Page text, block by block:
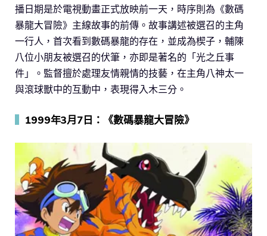
播日期是於電視動畫正式放映前一天，時序則為《數碼
暴龍大冒險》主線故事的前傳。故事講述被選召的主角
一行人，首次看到數碼暴龍的存在，並成為楔子，輔陳
八位小朋友被選召的伏筆，亦即是著名的「光之丘事
件」。監督擅於處理友情親情的技藝，在主角八神太一
與滾球獸中的互動中，表現得入木三分。
1999年3月7日：《數碼暴龍大冒險》